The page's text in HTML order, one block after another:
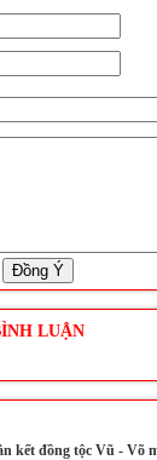
LUẬN
kết đồng tộc Vũ - Võ